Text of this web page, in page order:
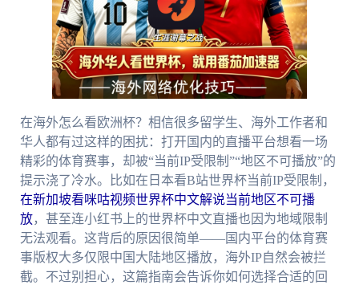
在海外怎么看欧洲杯？相信很多留学生、海外工作者和
华人都有过这样的困扰：打开国内的直播平台想看一场
精彩的体育赛事，却被“当前IP受限制”“地区不可播放”的
提示浇了冷水。比如在日本看B站世界杯当前IP受限制，
在新加坡看咪咕视频世界杯中文解说当前地区不可播
放，甚至连小红书上的世界杯中文直播也因为地域限制
无法观看。这背后的原因很简单——国内平台的体育赛
事版权大多仅限中国大陆地区播放，海外IP自然会被拦
截。不过别担心，这篇指南会告诉你如何选择合适的回